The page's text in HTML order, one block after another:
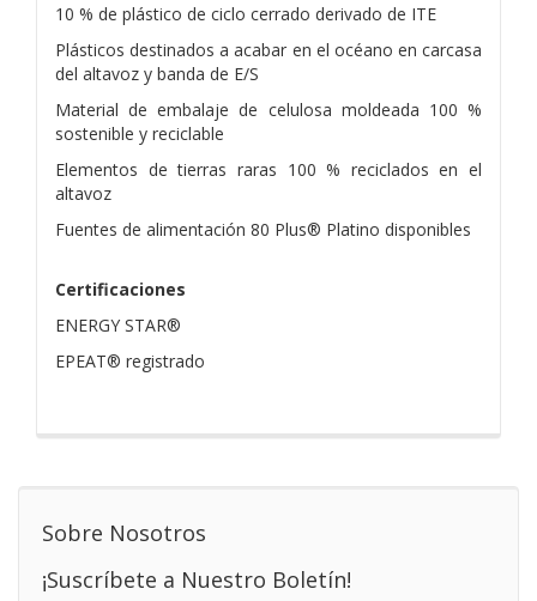
10 % de plástico de ciclo cerrado derivado de ITE
Plásticos destinados a acabar en el océano en carcasa
del altavoz y banda de E/S
Material de embalaje de celulosa moldeada 100 %
sostenible y reciclable
Elementos de tierras raras 100 % reciclados en el
altavoz
Fuentes de alimentación 80 Plus® Platino disponibles
Certificaciones
ENERGY STAR®
EPEAT® registrado
Sobre Nosotros
¡Suscríbete a Nuestro Boletín!